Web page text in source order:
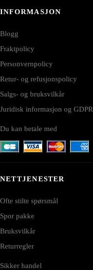
INFORMASJON
Blogg
Fraktpolicy
Personvernpolicy
Retur- og refusjonspolicy
Salgs- og bruksvilkår
Juridisk informasjon og GDPR
Du kan betale med
NETTJENESTER
Ofte stilte spørsmål
Spor pakke
Bruksvilkår
Returregler
Sikker handel